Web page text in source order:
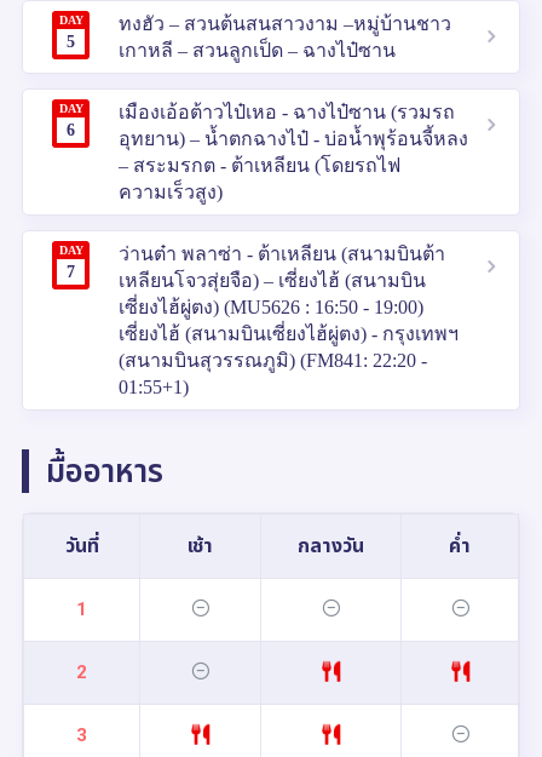
DAY
5
ทงฮัว – สวนต้นสนสาวงาม –หมู่บ้านชาว
เกาหลี – สวนลูกเป็ด – ฉางไป๋ซาน
DAY
6
เมืองเอ้อต้าวไป๋เหอ - ฉางไป๋ซาน (รวมรถ
อุทยาน) – น้ำตกฉางไป๋ - บ่อน้ำพุร้อนจี้หลง
– สระมรกต - ต้าเหลียน (โดยรถไฟ
ความเร็วสูง)
DAY
7
ว่านต๋า พลาซ่า - ต้าเหลียน (สนามบินต้า
เหลียนโจวสุ่ยจือ) – เซี่ยงไฮ้ (สนามบิน
เซี่ยงไฮ้ผู่ตง) (MU5626 : 16:50 - 19:00)
เซี่ยงไฮ้ (สนามบินเซี่ยงไฮ้ผู่ตง) - กรุงเทพฯ
(สนามบินสุวรรณภูมิ) (FM841: 22:20 -
01:55+1)
มื้ออาหาร
วันที่ เช้า กลางวัน ค่ำ
1
2
3